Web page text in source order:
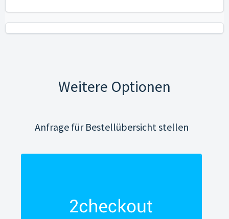
Weitere Optionen
Anfrage für Bestellübersicht stellen